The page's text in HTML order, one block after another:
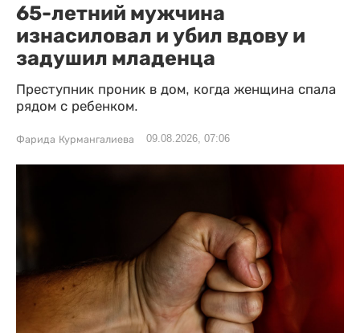
65-летний мужчина
изнасиловал и убил вдову и
задушил младенца
Преступник проник в дом, когда женщина спала
рядом с ребенком.
Фарида Курмангалиева 09.08.2026, 07:06